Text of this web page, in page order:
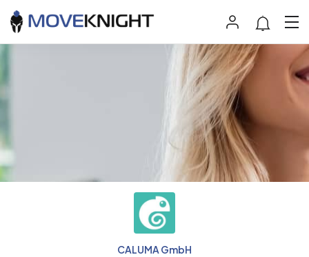
CALUMA GmbH